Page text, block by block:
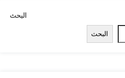
البحث
البحث